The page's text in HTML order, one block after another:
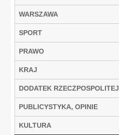
WARSZAWA
SPORT
PRAWO
KRAJ
DODATEK RZECZPOSPOLITEJ
PUBLICYSTYKA, OPINIE
KULTURA